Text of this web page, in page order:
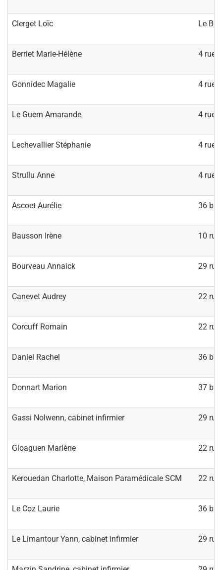
Clerget Loïc Le
Berriet Marie-Hélène 4 rue
Gonnidec Magalie 4 rue
Le Guern Amarande 4 rue
Lechevallier Stéphanie 4 rue
Strullu Anne 4 rue
Ascoet Aurélie 36 bis
Bausson Irène 10
Bourveau Annaick 29 rue
Canevet Audrey 22 rue
Corcuff Romain 22 rue
Daniel Rachel 36 bis
Donnart Marion 37 bis
Gassi Nolwenn, cabinet infirmier 29 rue
Gloaguen Marlène 22 rue
Kerouedan Charlotte, Maison Paramédicale SCM 22 rue
Le Coz Laurie 36 bis
Le Limantour Yann, cabinet infirmier 29 rue